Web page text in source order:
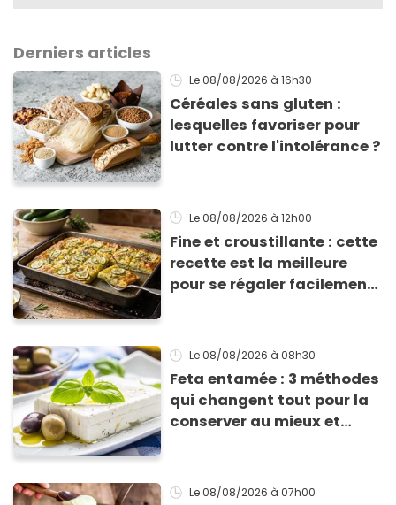
Derniers articles
Le 08/08/2026 à 16h30
Céréales sans gluten :
lesquelles favoriser pour
lutter contre l'intolérance ?
Le 08/08/2026 à 12h00
Fine et croustillante : cette
recette est la meilleure
pour se régaler facilement
Le 08/08/2026 à 08h30
Feta entamée : 3 méthodes
qui changent tout pour la
conserver au mieux et
Le 08/08/2026 à 07h00